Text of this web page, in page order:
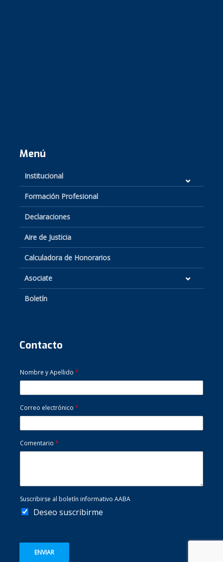
Menú
Institucional
Formación Profesional
Declaraciones
Aire de Justicia
Calculadora de Honorarios
Asociate
Boletín
Contacto
Nombre y Apellido *
Correo electrónico *
Comentario *
Suscribirse al boletín informativo AABA
Deseo suscribirme
ENVIAR